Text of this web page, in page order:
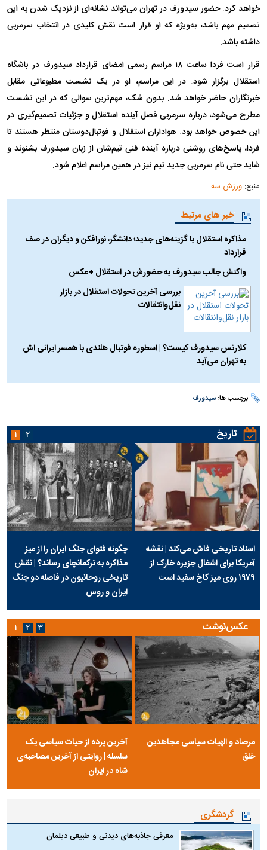
خواهد کرد. حضور سیدورف در تهران می‌تواند نشانه‌ای از نزدیک شدن به این
تصمیم مهم باشد، به‌ویژه که او قرار است نقش کلیدی در انتخاب سرمربی
داشته باشد.
قرار است فردا ساعت ۱۸ مراسم رسمی امضای قرارداد سیدورف در باشگاه
استقلال برگزار شود. در این مراسم، او در یک نشست مطبوعاتی مقابل
خبرنگاران حاضر خواهد شد. بدون شک، مهم‌ترین سوالی که در این نشست
مطرح می‌شود، درباره سرمربی فصل آینده استقلال و جزئیات تصمیم‌گیری در
این خصوص خواهد بود. هواداران استقلال و فوتبال‌دوستان منتظر هستند تا
فردا، پاسخ‌های روشنی درباره آینده فنی تیم‌شان از زبان سیدورف بشنوند و
شاید حتی نام سرمربی جدید تیم نیز در همین مراسم اعلام شود.
منبع:ورزش سه
خبر های مرتبط
مذاکره استقلال با گزینه‌های جدید؛ دانشگر، نورافکن و دیگران در صف
قرارداد
واکنش جالب سیدورف به حضورش در استقلال +عکس
بررسی آخرین تحولات استقلال در بازار
نقل‌وانتقالات
کلارنس سیدورف کیست؟ | اسطوره فوتبال هلندی با همسر ایرانی اش
به تهران می‌آید
برچسب ها:سیدورف
تاریخ
اسناد تاریخی فاش می‌کند | نقشه
آمریکا برای اشغال جزیره خارک از
۱۹۷۹ روی میز کاخ سفید است
چگونه فتوای جنگ ایران را از میز
مذاکره به ترکمانچای رساند؟ | نقش
تاریخی روحانیون در فاصله دو جنگ
ایران و روس
۱ ۲
عکس‌نوشت
مرصاد و الهیات سیاسی مجاهدین
خلق
آخرین پرده از حیات سیاسی یک
سلسله | روایتی از آخرین مصاحبه‌ی
شاه در ایران
۱ ۲ ۳
گردشگری
معرفی جاذبه‌های دیدنی و طبیعی دیلمان